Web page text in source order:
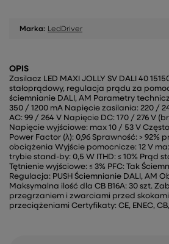
Marka: LedDriver
OPIS
Zasilacz LED MAXI JOLLY SV DALI 40
stałoprądowy, regulacja prądu za
ściemnianie DALI, AM Parametry
350 / 1200 mA Napięcie zasilania: 220 /
AC: 99 / 264 V Napięcie DC: 170 / 276 V
Napięcie wyjściowe: max 10 / 53 V
Power Factor (λ): 0,96 Sprawność: > 92%
obciążenia Wyjście pomocnicze: 12 V
trybie stand-by: 0,5 W ITHD: ≤ 10% Prąd
Tętnienie wyjściowe: ≤ 3% PFC: Tak
Regulacja: PUSH Ściemnianie DALI, AM
Maksymalna ilość dla CB B16A: 30 szt.
przegrzaniem i zwarciami przed
przeciążeniami Certyfikaty: CE, ENEC, CB,